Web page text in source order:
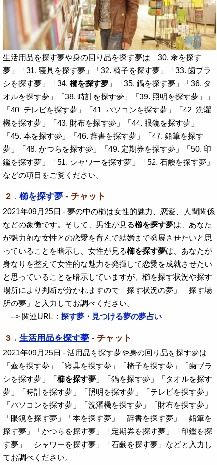
生活用品を探す夢や身の回り品を探す夢は「30. 傘を探す
夢」「31. 寝具を探す夢」「32. 椅子を探す夢」「33. 歯ブラ
シを探す夢」「34.櫛を探す夢 」「35. 鍋を探す夢」「36. タ
オルを探す夢」「38. 時計を探す夢」「39. 照明を探す夢」」
「40. テレビを探す夢」「41. パソコンを探す夢」「42. 洗濯
機を探す夢」「43. 財布を探す夢」「44. 眼鏡を探す夢」
「45. 本を探す夢」「46. 辞書を探す夢」「47. 鉛筆を探す
夢」「48. かつらを探す夢」「49. 定期券を探す夢」「50. 印
鑑を探す夢」「51. シャワーを探す夢」「52. 石鹸を探す夢」
などの項目をご覧ください。
2． 櫛を探す夢- チャット
2021年09月25日 - 夢の中の櫛は女性的魅力、恋愛、人間関係
などの象徴です。そして、男性が見る櫛を探す夢は、あなた
が魅力的な女性との恋愛を育んで結婚まで発展させたいと思
っていることを暗示し、女性が見る櫛を探す夢は、あなたが
身なりを整えて女性的な魅力を発揮して恋愛を成就させたい
と思っていることを暗示していますが、櫛を探す状況や探す
場所により判断が分かれますので「探す状況の夢」「探す場
所の夢」と入力してお調べください。
--> 関連URL：探す夢・見つける夢の夢占い
3． 生活用品を探す夢- チャット
2021年09月25日 - 活用品を探す夢や身の回り品を探す夢は
「傘を探す夢」「寝具を探す夢」「椅子を探す夢」「歯ブラ
シを探す夢」「櫛を探す夢 」「鍋を探す夢」「タオルを探す
夢」「時計を探す夢」「照明を探す夢」「テレビを探す夢」
「パソコンを探す夢」「洗濯機を探す夢」「財布を探す夢」
「眼鏡を探す夢」「本を探す夢」「辞書を探す夢」「鉛筆を
探す夢」「かつらを探す夢」「定期券を探す夢」「印鑑を探
す夢」「シャワーを探す夢」「石鹸を探す夢」などと入力し
てお調べください。